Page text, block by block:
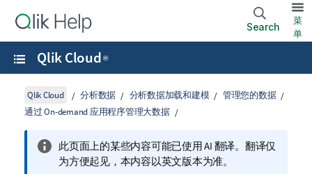
Search
菜
单
Qlik Cloud ®
Qlik Cloud 分析数据 分析数据加载和建模
管理您的数据
通过 On-demand 应用程序管理大数据
此页面上的某些内容可能已使用 AI 翻译。翻译仅
为方便起见，本内容以英文版本为准。